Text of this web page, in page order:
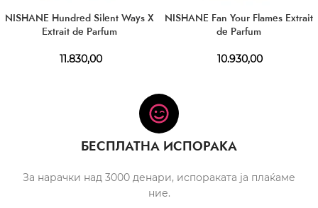
NISHANE Hundred Silent Ways X
Extrait de Parfum
11.830,00
NISHANE Fan Your Flames Extrait
de Parfum
10.930,00
БЕСПЛАТНА ИСПОРАКА
За нарачки над 3000 денари, испораката ја плаќаме
ние.